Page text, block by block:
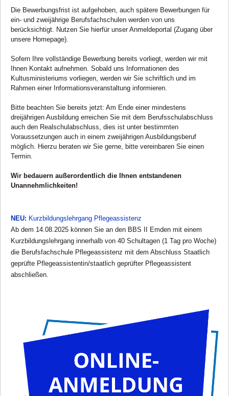
Die Bewerbungsfrist ist aufgehoben, auch spätere Bewerbungen für
ein- und zweijährige Berufsfachschulen werden von uns
berücksichtigt. Nutzen Sie hierfür unser Anmeldeportal (Zugang über
unsere Homepage).
Sofern Ihre vollständige Bewerbung bereits vorliegt, werden wir mit
Ihnen Kontakt aufnehmen. Sobald uns Informationen des
Kultusministeriums vorliegen, werden wir Sie schriftlich und im
Rahmen einer Informationsveranstaltung informieren.
Bitte beachten Sie bereits jetzt: Am Ende einer mindestens
dreijährigen Ausbildung erreichen Sie mit dem Berufsschulabschluss
auch den Realschulabschluss, dies ist unter bestimmten
Voraussetzungen auch in einem zweijährigen Ausbildungsberuf
möglich. Hierzu beraten wir Sie gerne, bitte vereinbaren Sie einen
Termin.
Wir bedauern außerordentlich die Ihnen entstandenen
Unannehmlichkeiten!
NEU: Kurzbildungslehrgang Pflegeassistenz
Ab dem 14.08.2025 können Sie an den BBS II Emden mit einem
Kurzbildungslehrgang innerhalb von 40 Schultagen (1 Tag pro Woche)
die Berufsfachschule Pflegeassistenz mit dem Abschluss Staatlich
geprüfte Pflegeassistentin/staatlich geprüfter Pflegeassistent
abschließen.